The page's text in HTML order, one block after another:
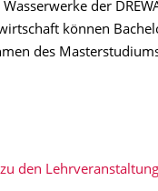
der
können
des
den